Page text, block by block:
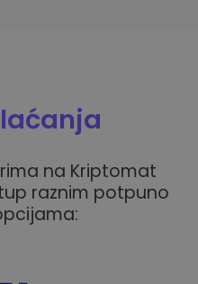
na Kriptomat
raznim potpuno